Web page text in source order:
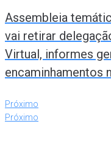
Assembleia
vai retirar
Virtual, informes
encaminhamentos
Próximo
Próximo